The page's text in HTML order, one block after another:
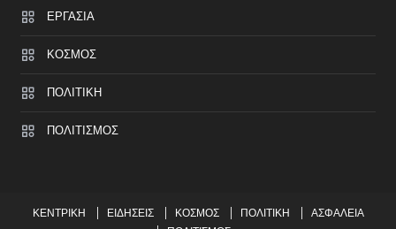
ΕΡΓΑΣΙΑ
ΚΟΣΜΟΣ
ΠΟΛΙΤΙΚΗ
ΠΟΛΙΤΙΣΜΟΣ
ΚΕΝΤΡΙΚΗ ΕΙΔΗΣΕΙΣ ΚΟΣΜΟΣ ΠΟΛΙΤΙΚΗ
ΑΣΦΑΛΕΙΑ